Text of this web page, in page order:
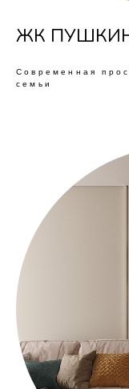
ЖК
Современная
семьи